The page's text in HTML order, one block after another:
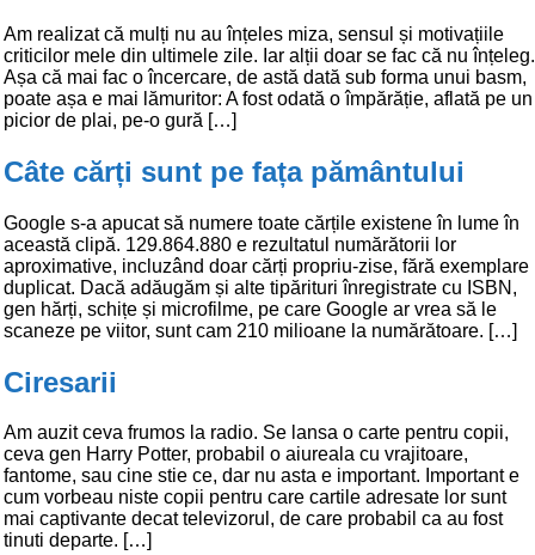
Am realizat că mulți nu au înțeles miza, sensul și motivațiile
criticilor mele din ultimele zile. Iar alții doar se fac că nu înțeleg.
Așa că mai fac o încercare, de astă dată sub forma unui basm,
poate așa e mai lămuritor: A fost odată o împărăție, aflată pe un
picior de plai, pe-o gură […]
Câte cărți sunt pe fața pământului
Google s-a apucat să numere toate cărțile existene în lume în
această clipă. 129.864.880 e rezultatul numărătorii lor
aproximative, incluzând doar cărți propriu-zise, fără exemplare
duplicat. Dacă adăugăm și alte tipărituri înregistrate cu ISBN,
gen hărți, schițe și microfilme, pe care Google ar vrea să le
scaneze pe viitor, sunt cam 210 milioane la numărătoare. […]
Ciresarii
Am auzit ceva frumos la radio. Se lansa o carte pentru copii,
ceva gen Harry Potter, probabil o aiureala cu vrajitoare,
fantome, sau cine stie ce, dar nu asta e important. Important e
cum vorbeau niste copii pentru care cartile adresate lor sunt
mai captivante decat televizorul, de care probabil ca au fost
tinuti departe. […]